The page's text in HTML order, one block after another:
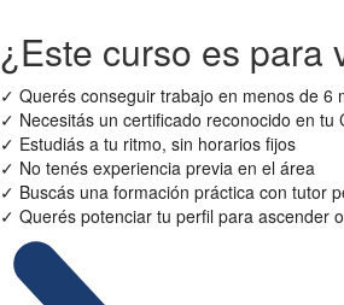
¿Este curso es para
✓ Querés conseguir trabajo en menos de 6
✓ Necesitás un certificado reconocido en tu
✓ Estudiás a tu ritmo, sin horarios fijos
✓ No tenés experiencia previa en el área
✓ Buscás una formación práctica con tutor
✓ Querés potenciar tu perfil para ascender